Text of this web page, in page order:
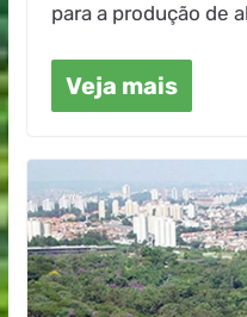
para a produção de
Veja mais